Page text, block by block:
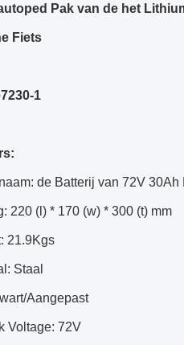
Pak van de het
Fiets
1
de Batterij van 72V 30Ah
220 (l) * 170 (w) * 300 (t) mm
21.9Kgs
Staal
Aangepast
Voltage: 72V